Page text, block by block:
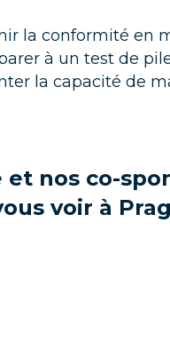
la conformité en
à un test de
la capacité de
nos co-
voir à